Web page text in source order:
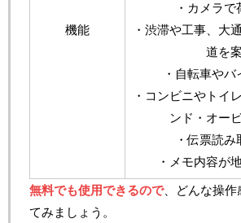
機能
・カメラ
・渋滞や工事、大
道を
・自転車や
・コンビニやトイ
ンド・オー
・伝票読
・メモ内容が
無料でも使用できるので、どんな操作
てみましょう。